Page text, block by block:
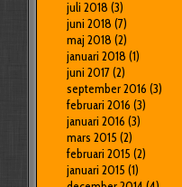
juli 2018 (3)
juni 2018 (7)
maj 2018 (2)
januari 2018 (1)
juni 2017(2)
september 2016 (3)
februari 2016 (3)
januari 2016 (3)
mars 2015 (2)
februari 2015 (2)
januari 2015 (1)